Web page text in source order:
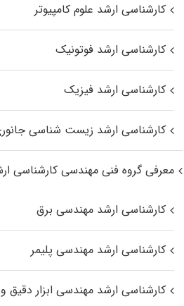
کارشناسی ارشد علوم کامپیوتر
کارشناسی ارشد فوتونیک
کارشناسی ارشد فیزیک
کارشناسی ارشد زیست‌ شناسی
معرفی گروه فنی مهندسی کارشناسی
کارشناسی ارشد مهندسی برق
کارشناسی ارشد مهندسی پلیمر
کارشناسی ارشد مهندسی ابزار دقیق